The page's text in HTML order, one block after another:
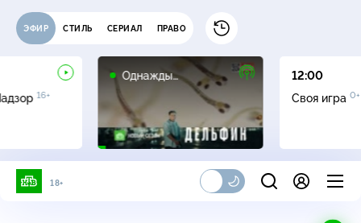
ЭФИР СТИЛЬ СЕРИАЛ ПРАВО
16+
Однажды…
16+
12:00
Своя игра 0+
18+